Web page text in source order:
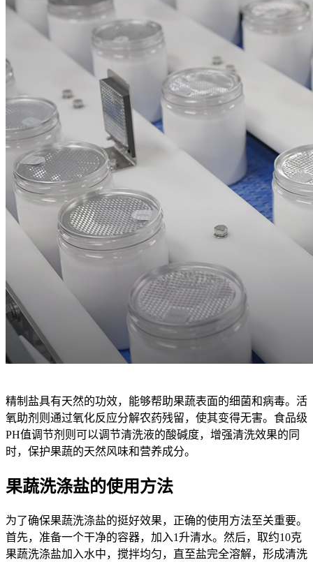
精制盐具有天然的功效，能够帮助果蔬表面的细菌和病毒。活
氧助剂则通过氧化反应分解农药残留，使其变得无害。食品级
PH值调节剂则可以调节清洗液的酸碱度，增强清洗效果的同
时，保护果蔬的天然风味和营养成分。
果蔬洗涤盐的使用方法
为了确保果蔬洗涤盐的挺好效果，正确的使用方法至关重要。
首先，准备一个干净的容器，加入1升清水。然后，取约10克
果蔬洗涤盐加入水中，搅拌均匀，直至盐完全溶解，形成清洗